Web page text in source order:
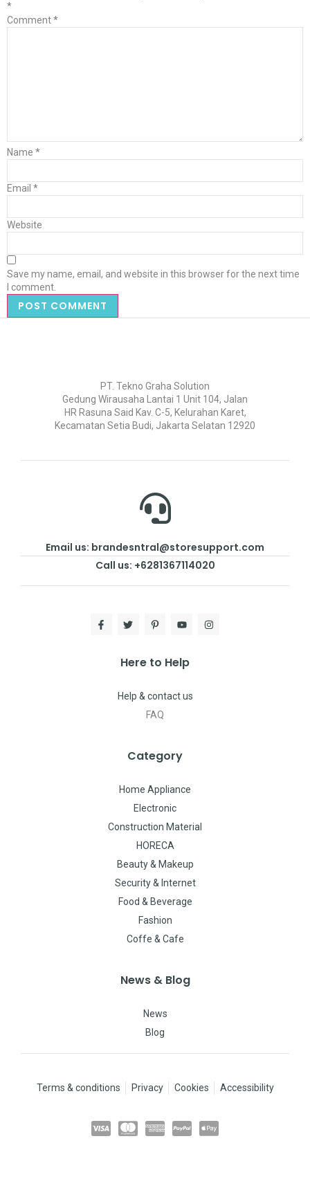
*
Comment*
Name *
Email *
Website
Save my name, email, and website in this browser for the next time
I comment.
PT. Tekno Graha Solution
Gedung Wirausaha Lantai 1 Unit 104, Jalan
HR Rasuna Said Kav. C-5, Kelurahan Karet,
Kecamatan Setia Budi, Jakarta Selatan 12920
Email us: brandesntral@storesupport.com
Call us: +6281367114020
Here to Help
Help & contact us
FAQ
Category
Home Appliance
Electronic
Construction Material
HORECA
Beauty & Makeup
Security & Internet
Food & Beverage
Fashion
Coffe & Cafe
News & Blog
News
Blog
Terms & conditions Privacy Cookies Accessibility